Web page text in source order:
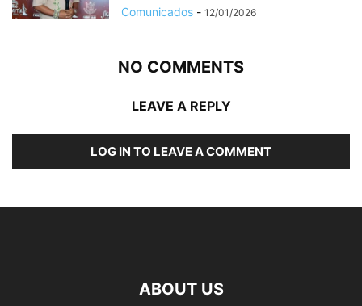
Comunicados - 12/01/2026
NO COMMENTS
LEAVE A REPLY
LOG IN TO LEAVE A COMMENT
ABOUT US